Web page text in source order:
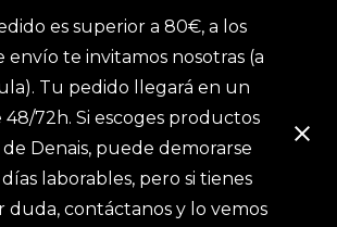
es superior a 80€, a los
envío te invitamos nosotras (a
Tu pedido llegará en un
48/72h. Si escoges productos
Denais, puede demorarse
días laborables, pero si tienes
duda, contáctanos y lo vemos